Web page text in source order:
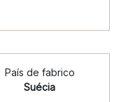
País de fabrico
Suécia